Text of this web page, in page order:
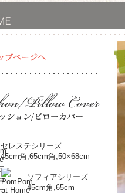
セレステシリーズ
45cm角,65cm角,50×68cm
ソフィアシリーズ
45cm角,65cm